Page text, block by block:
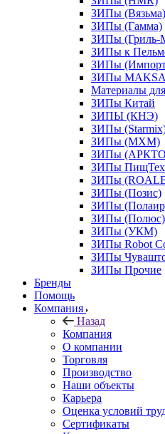
ЗИПы (Вязьма)
ЗИПы (Гамма)
ЗИПы (Гриль-
ЗИПы к
ЗИПы
ЗИПы
Материалы
ЗИПы Китай
ЗИПЫ (КНЭ)
ЗИПы
ЗИПы (МХМ)
ЗИПы
ЗИПы ПищТех
ЗИПы
ЗИПы (Позис)
ЗИПы
ЗИПы (Полюс)
ЗИПы (УКМ)
ЗИПы Robot
ЗИПы
ЗИПы Прочие
Бренды
Помощь
Компания
Назад
Компания
О компании
Торговля
Производство
Наши объекты
Карьера
Оценка условий
Сертификаты